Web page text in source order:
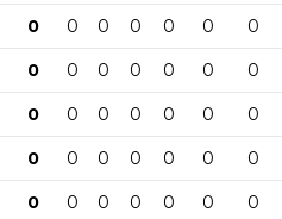
0 0 0 0 0 0 0
0 0 0 0 0 0 0
0 0 0 0 0 0 0
0 0 0 0 0 0 0
0 0 0 0 0 0 0